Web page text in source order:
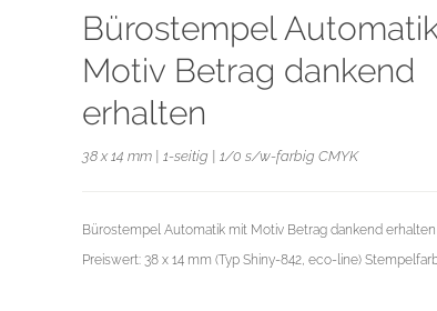
Bürostempel
Motiv Betrag dankend
erhalten
38 x 14 mm | 1-seitig | 1/0 s/w-farbig CMYK
Bürostempel Automatik mit Motiv Betrag dankend erhalten
Preiswert: 38 x 14 mm (Typ Shiny-842, eco-line)